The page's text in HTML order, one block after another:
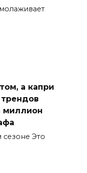
а капри
миллион
Это